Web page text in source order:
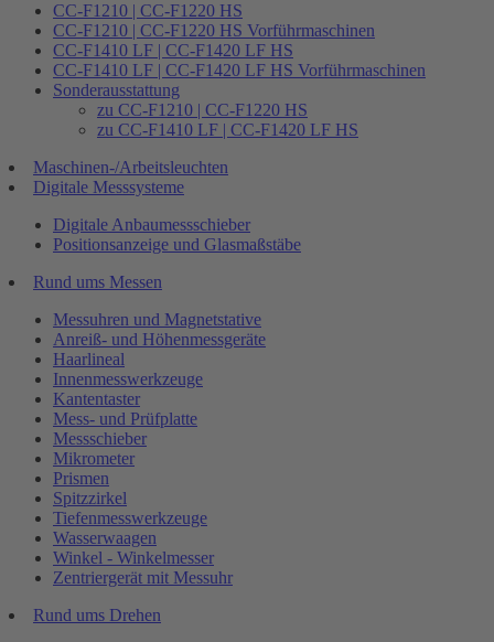
CC-F1210 | CC-F1220 HS
CC-F1210 | CC-F1220 HS Vorführmaschinen
CC-F1410 LF | CC-F1420 LF HS
CC-F1410 LF | CC-F1420 LF HS Vorführmaschinen
Sonderausstattung
zu CC-F1210 | CC-F1220 HS
zu CC-F1410 LF | CC-F1420 LF HS
Maschinen-/Arbeitsleuchten
Digitale Messsysteme
Digitale Anbaumessschieber
Positionsanzeige und Glasmaßstäbe
Rund ums Messen
Messuhren und Magnetstative
Anreiß- und Höhenmessgeräte
Haarlineal
Innenmesswerkzeuge
Kantentaster
Mess- und Prüfplatte
Messschieber
Mikrometer
Prismen
Spitzzirkel
Tiefenmesswerkzeuge
Wasserwaagen
Winkel - Winkelmesser
Zentriergerät mit Messuhr
Rund ums Drehen